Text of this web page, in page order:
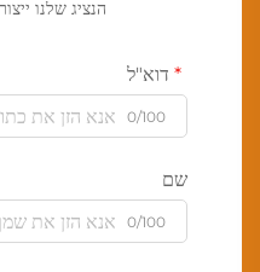
הנציג שלנו
דוא"ל
0/100
שם
0/100